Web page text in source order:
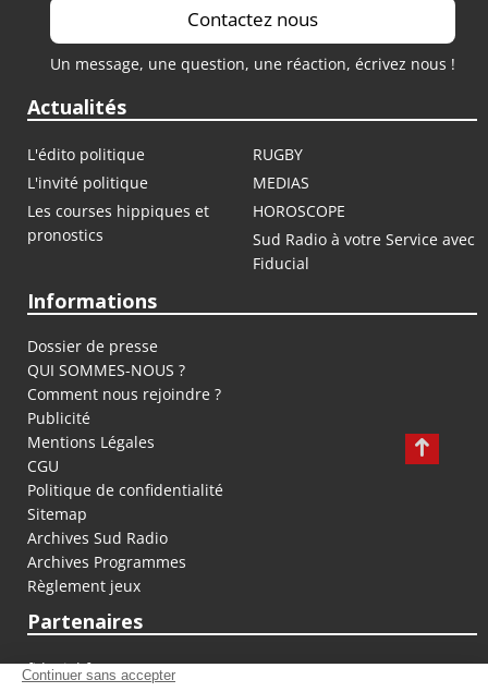
Contactez nous
Un message, une question, une réaction, écrivez nous !
Actualités
L'édito politique
RUGBY
L'invité politique
MEDIAS
Les courses hippiques et
pronostics
HOROSCOPE
Sud Radio à votre Service avec
Fiducial
Informations
Dossier de presse
QUI SOMMES-NOUS ?
Comment nous rejoindre ?
Publicité
Mentions Légales
CGU
Politique de confidentialité
Sitemap
Archives Sud Radio
Archives Programmes
Règlement jeux
Partenaires
fiducial.fr